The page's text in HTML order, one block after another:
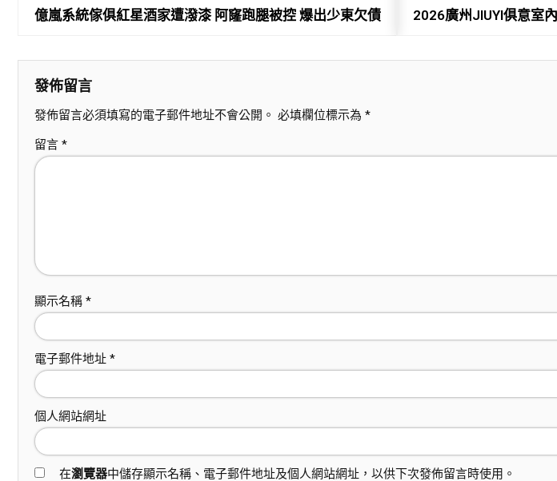
億嵐系統傢俱紅星酒家遭潑漆 阿窿跑腿被控 爆出少東欠債
2026廣州JIUYI俱意室
發佈留言
發佈留言必須填寫的電子郵件地址不會公開。 必填欄位標示為 *
留言 *
顯示名稱 *
電子郵件地址 *
個人網站網址
在瀏覽器中儲存顯示名稱、電子郵件地址及個人網站網址，以供下次發佈留言時使用。